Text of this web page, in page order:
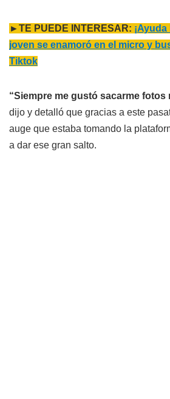
►TE PUEDE INTERESAR:
joven se enamoró en el micro y
Tiktok
“Siempre me gustó sacarme fotos
dijo y detalló que gracias a este
auge que estaba tomando la
a dar ese gran salto.